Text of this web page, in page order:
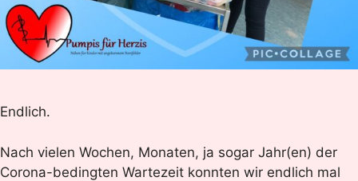
Endlich.
Nach vielen Wochen, Monaten, ja sogar Jahr(en) der
Corona-bedingten Wartezeit konnten wir endlich mal